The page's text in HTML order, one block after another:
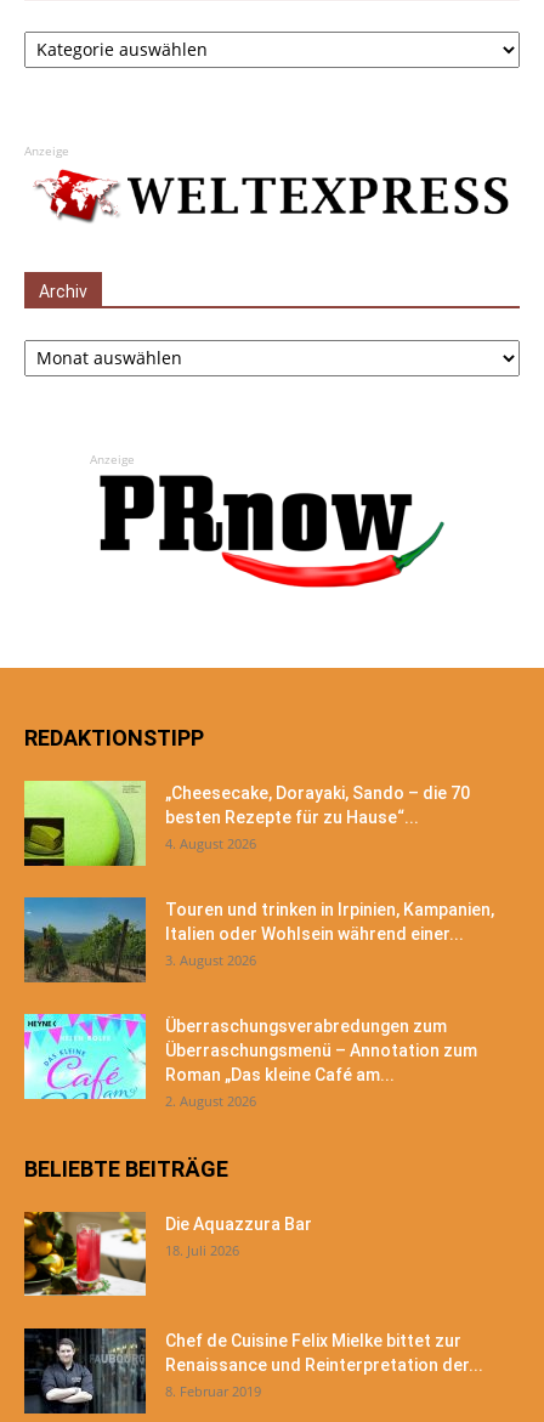
Kategorien
Anzeige
Archiv
Archiv
Anzeige
REDAKTIONSTIPP
„Cheesecake, Dorayaki, Sando – die 70
besten Rezepte für zu Hause“...
4. August 2026
Touren und trinken in Irpinien, Kampanien,
Italien oder Wohlsein während einer...
3. August 2026
Überraschungsverabredungen zum
Überraschungsmenü – Annotation zum
Roman „Das kleine Café am...
2. August 2026
BELIEBTE BEITRÄGE
Die Aquazzura Bar
18. Juli 2026
Chef de Cuisine Felix Mielke bittet zur
Renaissance und Reinterpretation der...
8. Februar 2019